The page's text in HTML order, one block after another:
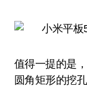
值得一提的是
圆角矩形的挖